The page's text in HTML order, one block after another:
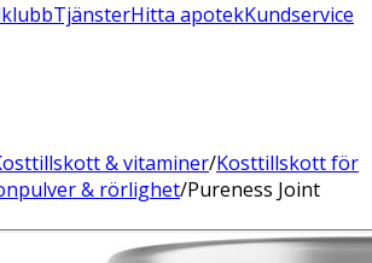
TjänsterHitta apotekKundservice
& vitaminer/Kosttillskott för
& rörlighet/Pureness Joint